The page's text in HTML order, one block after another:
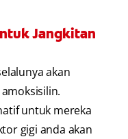
Jangkitan
akan
untuk mereka
gigi anda akan